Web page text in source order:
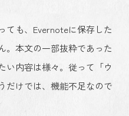
ても、Evernoteに保存した
。本文の一部抜粋であった
い内容は様々。従って「ウ
だけでは、機能不足なので